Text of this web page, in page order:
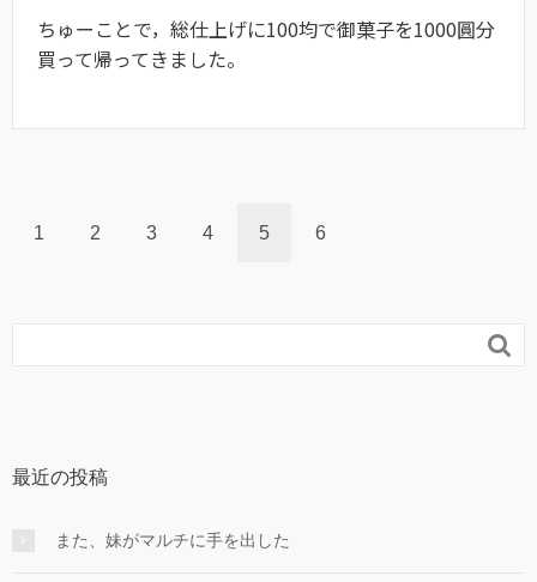
ちゅーことで，総仕上げに100均で御菓子を1000圓分
買って帰ってきました。
1 2 3 4 5 6

最近の投稿
また、妹がマルチに手を出した